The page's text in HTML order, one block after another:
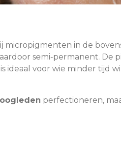
in de
semi-permanent. De
ideaal voor wie minder tijd
oogleden perfectioneren,